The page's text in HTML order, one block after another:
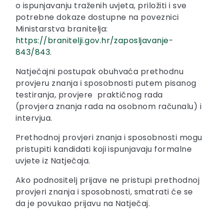
o ispunjavanju traženih uvjeta, priložiti i sve
potrebne dokaze dostupne na poveznici
Ministarstva branitelja:
https://branitelji.gov.hr/zaposljavanje-
843/843.
Natječajni postupak obuhvaća prethodnu
provjeru znanja i sposobnosti putem pisanog
testiranja, provjere praktičnog rada
(provjera znanja rada na osobnom računalu) i
intervjua.
Prethodnoj provjeri znanja i sposobnosti mogu
pristupiti kandidati koji ispunjavaju formalne
uvjete iz Natječaja.
Ako podnositelj prijave ne pristupi prethodnoj
provjeri znanja i sposobnosti, smatrati će se
da je povukao prijavu na Natječaj.